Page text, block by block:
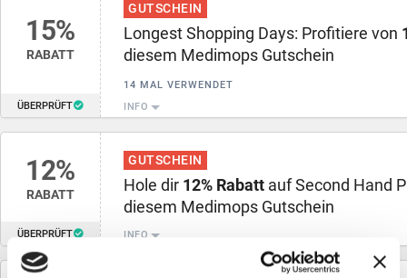
15%
RABATT
ÜBERPRÜFT
Longest Shopping Days: Profitiere von
diesem Medimops Gutschein
GUTSCHEIN
14 MAL VERWENDET
INFO
12%
RABATT
ÜBERPRÜFT
Hole dir 12% Rabatt auf Second Hand
diesem Medimops Gutschein
GUTSCHEIN
INFO